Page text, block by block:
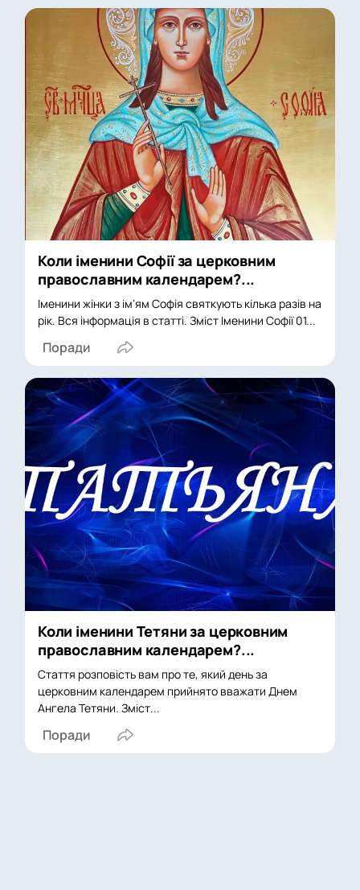
Коли іменини Софії за церковним
православним календарем?...
Іменини жінки з ім'ям Софія святкують кілька разів на
рік. Вся інформація в статті. Зміст Іменини Софії 01...
Поради
Коли іменини Тетяни за церковним
православним календарем?...
Стаття розповість вам про те, який день за
церковним календарем прийнято вважати Днем
Ангела Тетяни. Зміст...
Поради